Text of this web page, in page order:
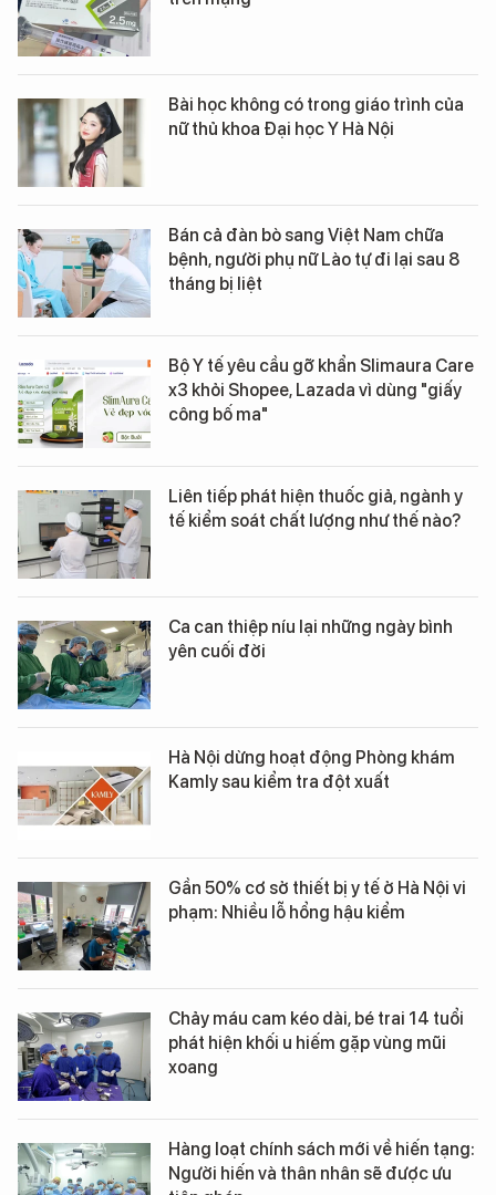
Bài học không có trong giáo trình của
nữ thủ khoa Đại học Y Hà Nội
Bán cả đàn bò sang Việt Nam chữa
bệnh, người phụ nữ Lào tự đi lại sau 8
tháng bị liệt
Bộ Y tế yêu cầu gỡ khẩn Slimaura Care
x3 khỏi Shopee, Lazada vì dùng "giấy
công bố ma"
Liên tiếp phát hiện thuốc giả, ngành y
tế kiểm soát chất lượng như thế nào?
Ca can thiệp níu lại những ngày bình
yên cuối đời
Hà Nội dừng hoạt động Phòng khám
Kamly sau kiểm tra đột xuất
Gần 50% cơ sở thiết bị y tế ở Hà Nội vi
phạm: Nhiều lỗ hổng hậu kiểm
Chảy máu cam kéo dài, bé trai 14 tuổi
phát hiện khối u hiếm gặp vùng mũi
xoang
Hàng loạt chính sách mới về hiến tạng:
Người hiến và thân nhân sẽ được ưu